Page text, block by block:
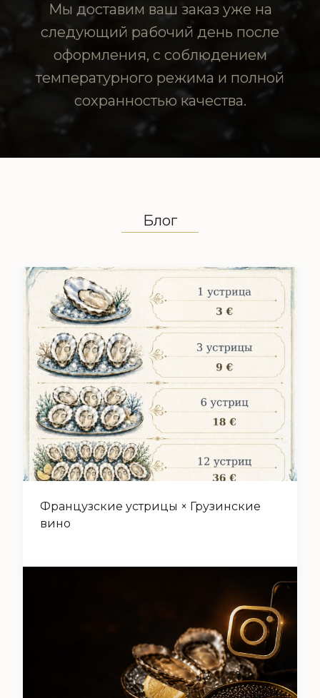
Мы доставим ваш заказ уже на
следующий рабочий день после
оформления, с соблюдением
температурного режима и полной
сохранностью качества.
Блог
Французские устрицы × Грузинские
вино